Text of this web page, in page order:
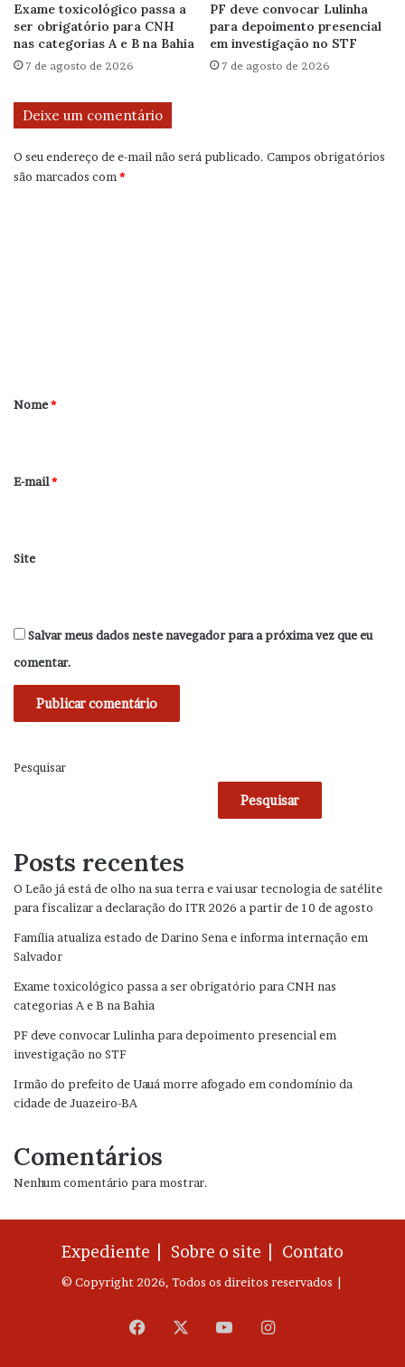
Exame toxicológico passa a
ser obrigatório para CNH
nas categorias A e B na Bahia
7 de agosto de 2026
PF deve convocar Lulinha
para depoimento presencial
em investigação no STF
7 de agosto de 2026
Deixe um comentário
O seu endereço de e-mail não será publicado. Campos obrigatórios
são marcados com*
r
*
Nome*
E-mail*
Site
Salvar meus dados neste navegador para a próxima vez que eu
comentar.
Pesquisar
Pesquisar
Posts recentes
O Leão já está de olho na sua terra e vai usar tecnologia de satélite
para fiscalizar a declaração do ITR 2026 a partir de 10 de agosto
Família atualiza estado de Darino Sena e informa internação em
Salvador
Exame toxicológico passa a ser obrigatório para CNH nas
categorias A e B na Bahia
PF deve convocar Lulinha para depoimento presencial em
investigação no STF
Irmão do prefeito de Uauá morre afogado em condomínio da
cidade de Juazeiro-BA
Comentários
Nenhum comentário para mostrar.
Expediente | Sobre o site | Contato
© Copyright 2026, Todos os direitos reservados |
Facebook YouTubeInstagram